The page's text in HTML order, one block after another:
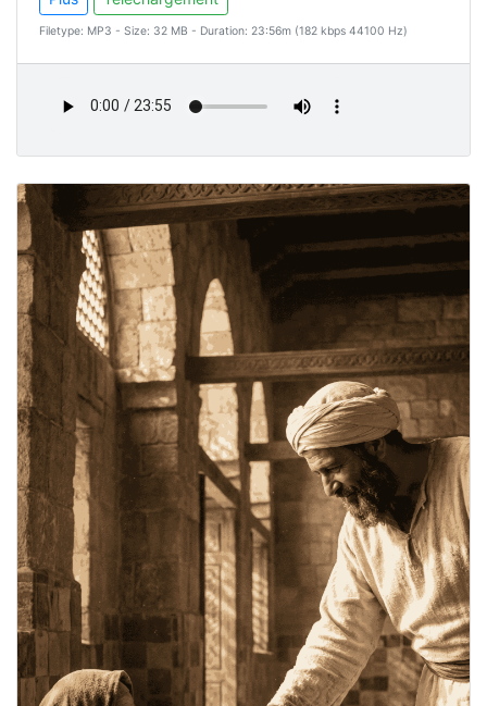
Filetype: MP3 - Size: 32 MB - Duration: 23:56m (182 kbps 44100 Hz)